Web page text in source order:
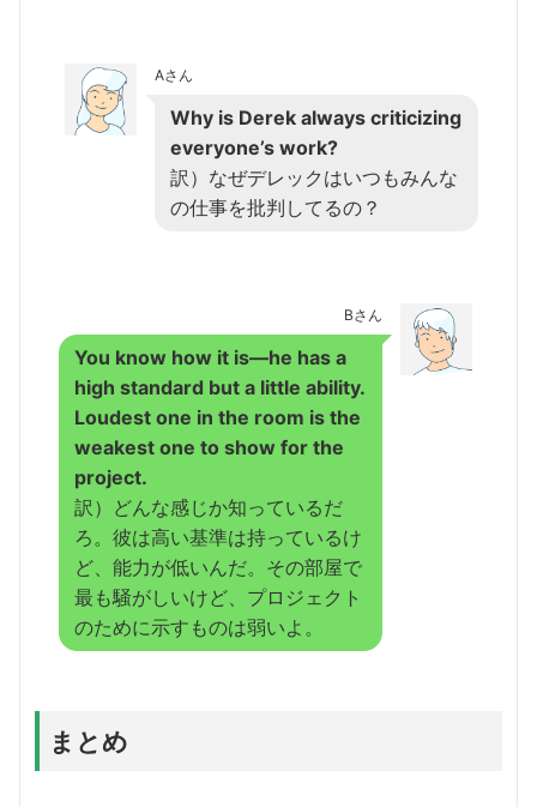
Aさん
Why is Derek always criticizing
everyone’s work?
訳）なぜデレックはいつもみんな
の仕事を批判してるの？
Bさん
You know how it is—he has a
high standard but a little ability.
Loudest one in the room is the
weakest one to show for the
project.
訳）どんな感じか知っているだ
ろ。彼は高い基準は持っているけ
ど、能力が低いんだ。その部屋で
最も騒がしいけど、プロジェクト
のために示すものは弱いよ。
まとめ